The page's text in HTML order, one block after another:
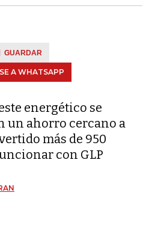
GUARDAR
A WHATSAPP
energético se
un ahorro cercano a
más de 950
con GLP